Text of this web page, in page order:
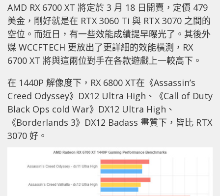
AMD RX 6700 XT 將定於 3 月 18 日開賣，定價 479
美金，剛好就是在 RTX 3060 Ti 與 RTX 3070 之間的
空位。而近日，有一些效能成績提早曝光了。其後外
媒 WCCFTECH 更放出了更詳細的效能橫測，RX
6700 XT 將與這兩位對手在各款遊戲上一較高下。
在 1440P 解像度下，RX 6800 XT在《Assassin’s
Creed Odyssey》DX12 Ultra High、《Call of Duty
Black Ops cold War》DX12 Ultra High、
《Borderlands 3》DX12 Badass 畫質下，皆比 RTX
3070 好。